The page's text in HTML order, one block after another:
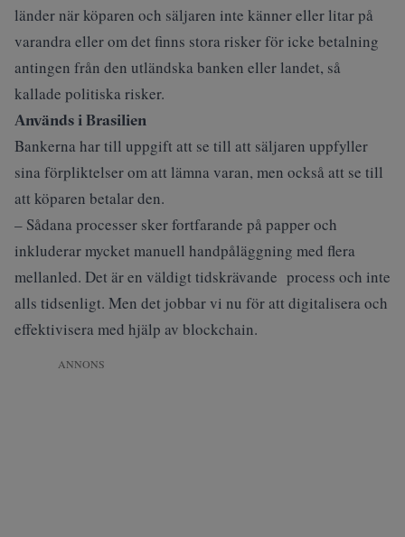
länder när köparen och säljaren inte känner eller litar på
varandra eller om det finns stora risker för icke betalning
antingen från den utländska banken eller landet, så
kallade politiska risker.
Används i Brasilien
Bankerna har till uppgift att se till att säljaren uppfyller
sina förpliktelser om att lämna varan, men också att se till
att köparen betalar den.
– Sådana processer sker fortfarande på papper och
inkluderar mycket manuell handpåläggning med flera
mellanled. Det är en väldigt tidskrävande process och inte
alls tidsenligt. Men det jobbar vi nu för att digitalisera och
effektivisera med hjälp av blockchain.
ANNONS